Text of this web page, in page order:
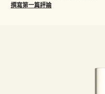
撰寫第一篇評論